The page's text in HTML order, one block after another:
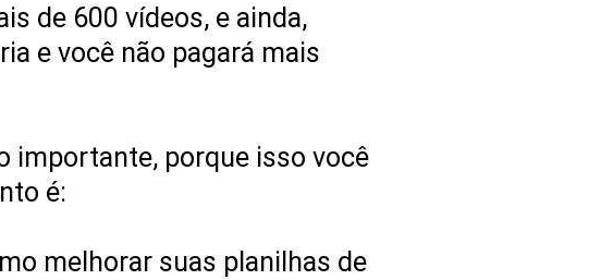
de 600 vídeos, e ainda,
e você não pagará mais
importante, porque isso você
é:
melhorar suas planilhas de